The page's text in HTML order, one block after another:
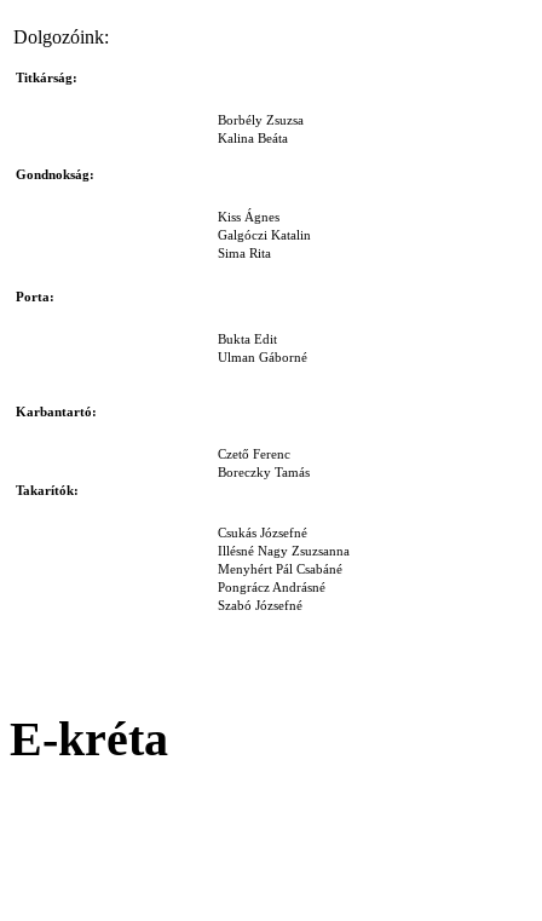
Dolgozóink:
Titkárság:
Borbély Zsuzsa
Kalina Beáta
Gondnokság:
Kiss Ágnes
Galgóczi Katalin
Sima Rita
Porta:
Bukta Edit
Ulman Gáborné
Karbantartó:
Czető Ferenc
Boreczky Tamás
Takarítók:
Csukás Józsefné
Illésné Nagy Zsuzsanna
Menyhért Pál Csabáné
Pongrácz Andrásné
Szabó Józsefné
E-kréta